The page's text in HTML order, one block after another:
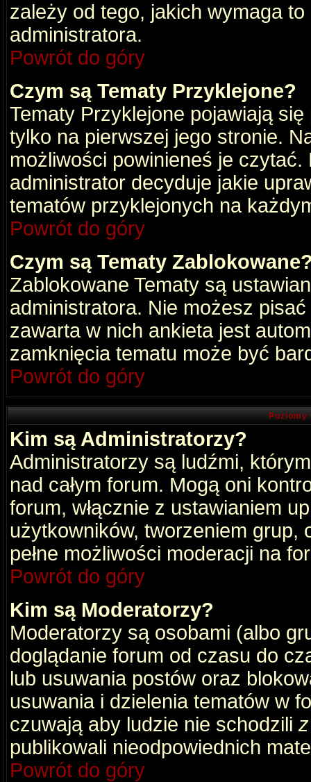
zależy od tego, jakich wymaga
administratora.
Powrót do góry
Czym są Tematy Przyklejone?
Tematy Przyklejone pojawiają
tylko na pierwszej jego stronie.
możliwości powinieneś je czytać.
administrator decyduje jakie
tematów przyklejonych na
Powrót do góry
Czym są Tematy
Zablokowane Tematy są
administratora. Nie możesz
zawarta w nich ankieta jest
zamknięcia tematu może być
Powrót do góry
Kim są Administratorzy?
Administratorzy są ludźmi,
nad całym forum. Mogą oni
forum, włącznie z ustawianiem
użytkowników, tworzeniem grup,
pełne możliwości moderacji na
Powrót do góry
Kim są Moderatorzy?
Moderatorzy są osobami (albo
doglądanie forum od czasu do
lub usuwania postów oraz
usuwania i dzielenia tematów w
czuwają aby ludzie nie schodzili
publikowali nieodpowiednich
Powrót do góry